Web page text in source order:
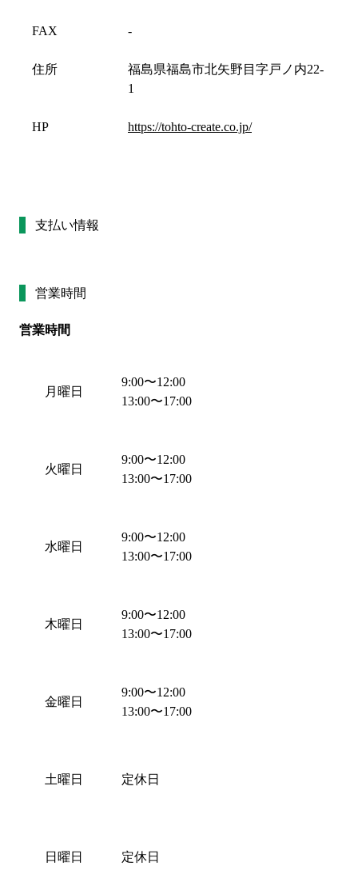
FAX -
住所
福島県福島市北矢野目字戸ノ内22-
1
HP https://tohto-create.co.jp/
支払い情報
営業時間
営業時間
月曜日
火曜日
水曜日
木曜日
金曜日
土曜日
日曜日
9:00〜12:00
13:00〜17:00
9:00〜12:00
13:00〜17:00
9:00〜12:00
13:00〜17:00
9:00〜12:00
13:00〜17:00
9:00〜12:00
13:00〜17:00
定休日
定休日